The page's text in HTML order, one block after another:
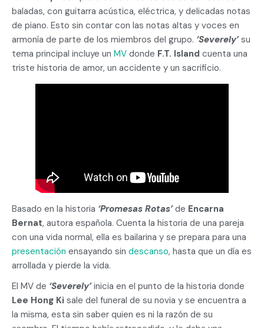
baladas, con guitarra acústica, eléctrica, y delicadas notas
de piano. Esto sin contar con las notas altas y voces en
armonía de parte de los miembros del grupo. ‘Severely’su
tema principal incluye un MV donde F.T. Island cuenta una
triste historia de amor, un accidente y un sacrificio.
Basado en la historia ‘Promesas Rotas’de Encarna
Bernat, autora española. Cuenta la historia de una pareja
con una vida normal, ella es bailarina y se prepara para una
presentación ensayando sin descanso, hasta que un día es
arrollada y pierde la vida.
El MV de ‘Severely’inicia en el punto de la historia donde
Lee Hong Ki sale del funeral de su novia y se encuentra a
la misma, esta sin saber quien es ni la razón de su